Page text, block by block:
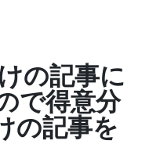
の記事に
で得意分
の記事を